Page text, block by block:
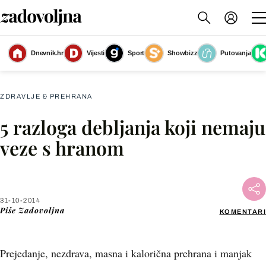
Dnevnik.hr Vijesti Sport Showbizz
Putovanja
Slika nije dostupna
ZDRAVLJE & PREHRANA
5 razloga debljanja koji nemaju
veze s hranom
31-10-2014
Piše Zadovoljna KOMENTARI
Prejedanje, nezdrava, masna i kalorična prehrana i manjak
Facebook